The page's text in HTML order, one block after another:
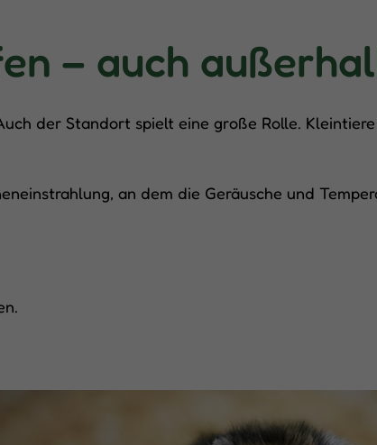
– auch
der Standort spielt eine große Rolle.
an dem die Geräusche und